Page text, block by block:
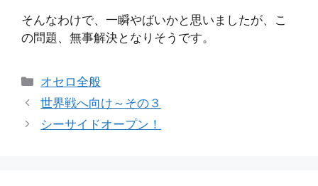
そんなわけで、一瞬やばいかと思いましたが、こ
の問題、無事解決となりそうです。
カ
テ
リ
オセロ全般
世界戦へ向け～その３
シーサイドオープン！